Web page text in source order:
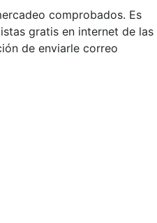
comprobados. Es
gratis en internet de las
de enviarle correo